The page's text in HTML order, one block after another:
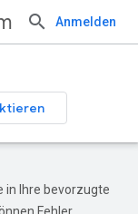
Anmelden
in Ihre bevorzugte